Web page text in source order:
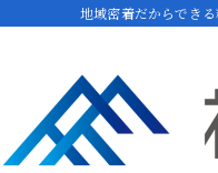
地域密着だからでき